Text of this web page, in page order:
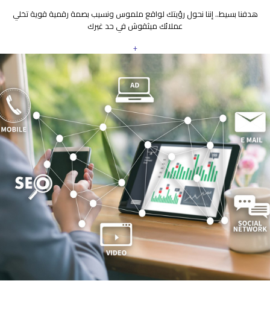
هدفنا بسيط.. إننا نحول رؤيتك لواقع ملموس ونسيب بصمة رقمية قوية تخلي
عملائك ميثقوش في حد غيرك
+